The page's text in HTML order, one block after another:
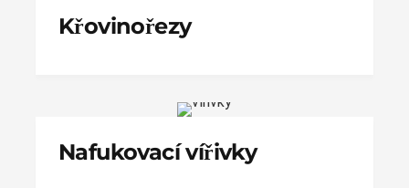
Křovinořezy
Nafukovací vířivky